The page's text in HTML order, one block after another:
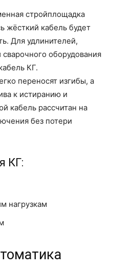
стройплощадка
жёсткий кабель будет
Для удлинителей,
оборудования
КГ.
переносят изгибы, а
к истиранию и
кабель рассчитан на
без потери
КГ:
нагрузкам